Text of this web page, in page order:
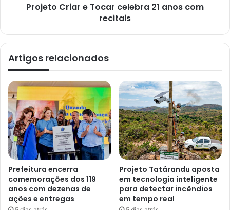
Projeto Criar e Tocar celebra 21 anos com
recitais
Artigos relacionados
Prefeitura encerra
comemorações dos 119
anos com dezenas de
ações e entregas
Projeto Tatárandu aposta
em tecnologia inteligente
para detectar incêndios
em tempo real